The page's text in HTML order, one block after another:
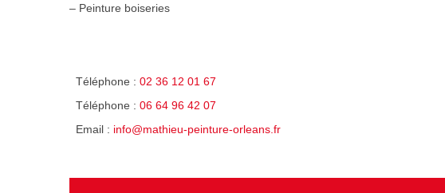
– Peinture boiseries
Téléphone : 02 36 12 01 67
Téléphone : 06 64 96 42 07
Email : info@mathieu-peinture-orleans.fr